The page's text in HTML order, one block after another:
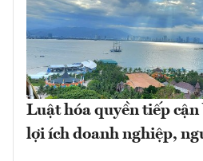
Luật hóa quyền tiếp
lợi ích doanh nghiệp,